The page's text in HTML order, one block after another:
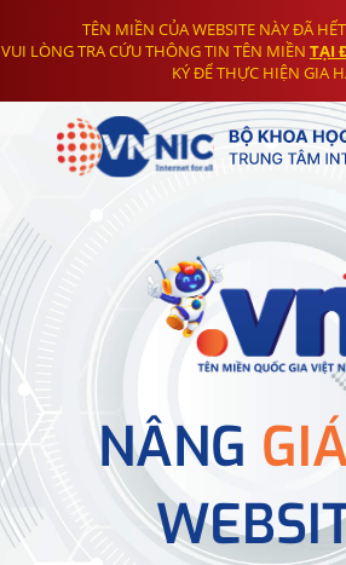
TÊN MIỀN CỦA WEBSITE NÀY ĐÃ
VUI LÒNG TRA CỨU THÔNG TIN TÊN MIỀN TẠI
KÝ ĐỂ THỰC HIỆN GIA
NÂNG